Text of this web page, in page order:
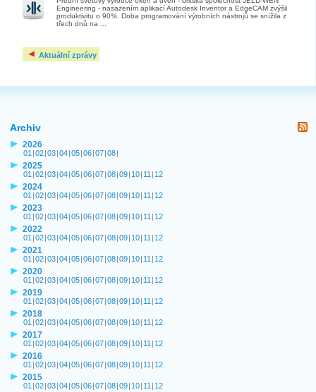
Engineering - nasazením aplikací Autodesk Inventor a EdgeCAM zvýšil
produktivitu o 90%. Doba programování výrobních nástrojů se snížila z
třech dnů na ...
Aktuální zprávy
Archiv
2026
01 |02|03|04|05|06|07|08|
2025
01 |02|03|04|05|06|07|08|09| 10| 11 | 12
2024
01 |02|03|04|05|06|07|08|09| 10| 11 | 12
2023
01 |02|03|04|05|06|07|08|09| 10| 11 | 12
2022
01 |02|03|04|05|06|07|08|09| 10| 11 | 12
2021
01 |02|03|04|05|06|07|08|09| 10| 11 | 12
2020
01 |02|03|04|05|06|07|08|09| 10| 11 | 12
2019
01 |02|03|04|05|06|07|08|09| 10| 11 | 12
2018
01 |02|03|04|05|06|07|08|09| 10| 11 | 12
2017
01 |02|03|04|05|06|07|08|09| 10| 11 | 12
2016
01 |02|03|04|05|06|07|08|09| 10| 11 | 12
2015
01 |02|03|04|05|06|07|08|09| 10| 11 | 12